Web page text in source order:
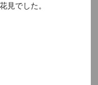
見でした。